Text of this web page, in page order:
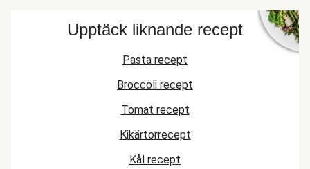
Upptäck liknande recept
Pasta recept
Broccoli recept
Tomat recept
Kikärtorrecept
Kål recept